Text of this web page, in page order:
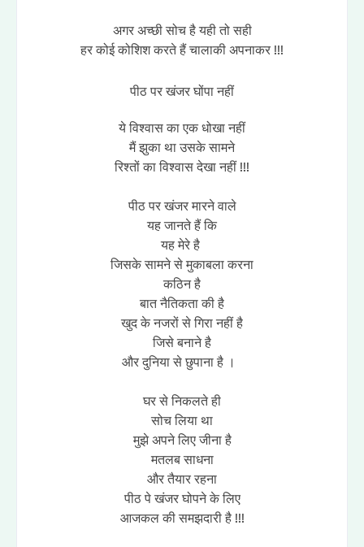
अगर अच्छी सोच है यही तो सही
हर कोई कोशिश करते हैं चालाकी अपनाकर !!!
पीठ पर खंजर घोंपा नहीं
ये विश्वास का एक धोखा नहीं
मैं झुका था उसके सामने
रिश्तों का विश्वास देखा नहीं !!!
पीठ पर खंजर मारने वाले
यह जानते हैं कि
यह मेरे है
जिसके सामने से मुकाबला करना
कठिन है
बात नैतिकता की है
खुद के नजरों से गिरा नहीं है
जिसे बनाने है
और दुनिया से छुपाना है ।
घर से निकलते ही
सोच लिया था
मुझे अपने लिए जीना है
मतलब साधना
और तैयार रहना
पीठ पे खंजर घोपने के लिए
आजकल की समझदारी है !!!